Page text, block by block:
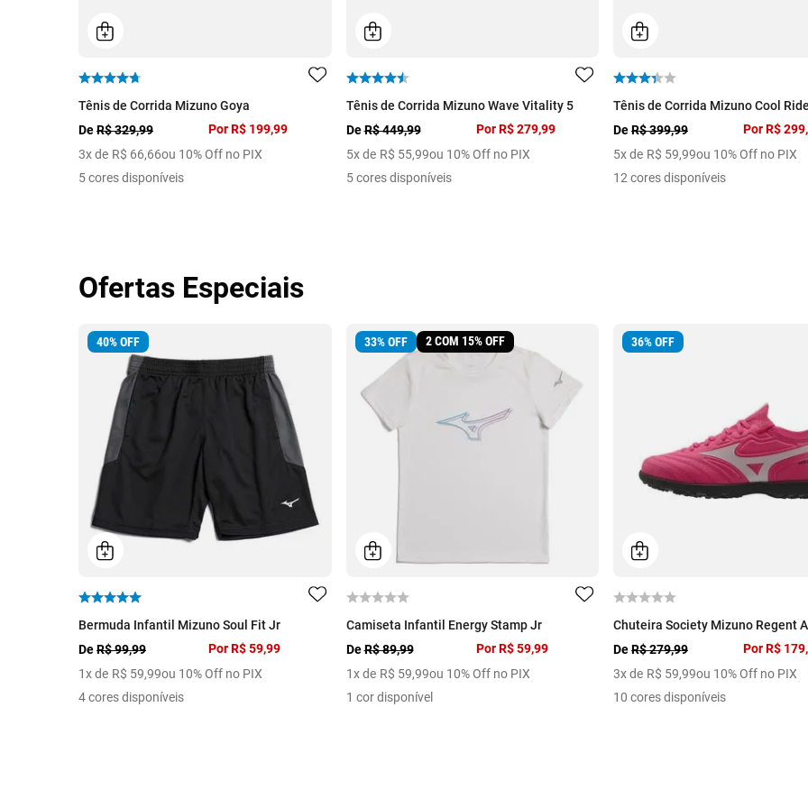
Tênis de Corrida Mizuno Goya
DeR$ 329,99
3x de R$ 66,66ou 10% Off no PIX
Por R$ 199,99
5 cores disponíveis
Tênis de Corrida Mizuno Wave Vitality 5
DeR$ 449,99
5x de R$ 55,99ou 10% Off no PIX
Por R$ 279,99
5 cores disponíveis
Tênis de Corrida Mizuno Cool
DeR$ 399,99
5x de R$ 59,99ou 10% Off no PIX
Por R$
12 cores disponíveis
Ofertas Especiais
40%OFF
Bermuda Infantil Mizuno Soul Fit Jr
DeR$ 99,99
1 x de R$ 59,99ou 10% Off no PIX
Por R$ 59,99
4 cores disponíveis
33%OFF 2 COM 15% OFF
Camiseta Infantil Energy Stamp Jr
DeR$ 89,99
1 x de R$ 59,99ou 10% Off no PIX
Por R$ 59,99
1 cor disponível
36%OFF
Chuteira Society Mizuno Regent
DeR$ 279,99
3x de R$ 59,99ou 10% Off no PIX
Por R$
10 cores disponíveis